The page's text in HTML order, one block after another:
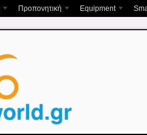
Προπονητική Equipment